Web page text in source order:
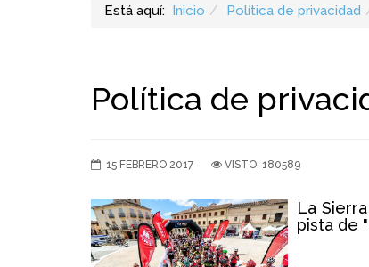
Está aquí: Inicio Política de privacidad
Política de
15 FEBRERO 2017 VISTO: 180589
La
pista de